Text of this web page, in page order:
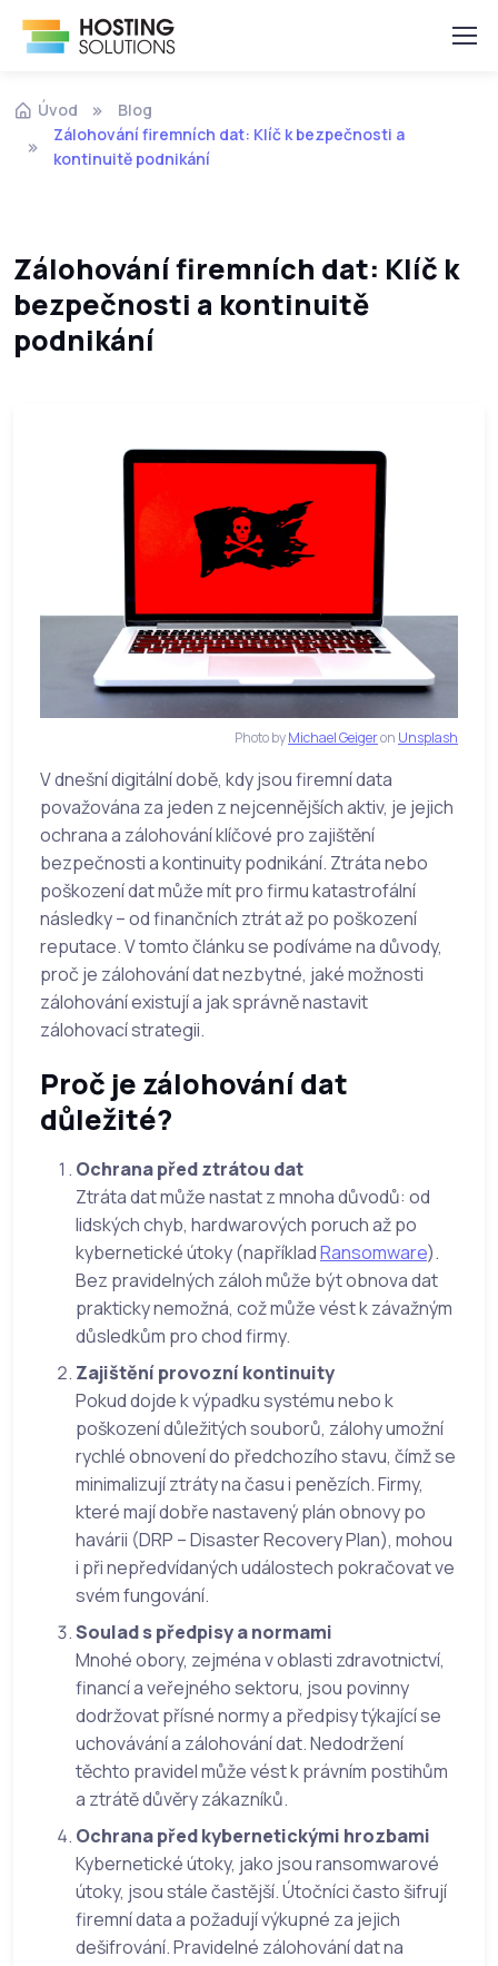
Úvod
Blog
Zálohování firemních dat: Klíč k bezpečnosti a
kontinuitě podnikání
Zálohování firemních dat: Klíč k
bezpečnosti a kontinuitě
podnikání
Photo byMichael Geigeron Unsplash
V dnešní digitální době, kdy jsou firemní data
považována za jeden z nejcennějších aktiv, je jejich
ochrana a zálohování klíčové pro zajištění
bezpečnosti a kontinuity podnikání. Ztráta nebo
poškození dat může mít pro firmu katastrofální
následky – od finančních ztrát až po poškození
reputace. V tomto článku se podíváme na důvody,
proč je zálohování dat nezbytné, jaké možnosti
zálohování existují a jak správně nastavit
zálohovací strategii.
Proč je zálohování dat
důležité?
Ochrana před ztrátou dat
Ztráta dat může nastat z mnoha důvodů: od
lidských chyb, hardwarových poruch až po
kybernetické útoky (napříkladRansomware).
Bez pravidelných záloh může být obnova dat
prakticky nemožná, což může vést k závažným
důsledkům pro chod firmy.
Zajištění provozní kontinuity
Pokud dojde k výpadku systému nebo k
poškození důležitých souborů, zálohy umožní
rychlé obnovení do předchozího stavu, čímž se
minimalizují ztráty na času i penězích. Firmy,
které mají dobře nastavený plán obnovy po
havárii (DRP – Disaster Recovery Plan), mohou
i při nepředvídaných událostech pokračovat ve
svém fungování.
Soulad s předpisy a normami
Mnohé obory, zejména v oblasti zdravotnictví,
financí a veřejného sektoru, jsou povinny
dodržovat přísné normy a předpisy týkající se
uchovávání a zálohování dat. Nedodržení
těchto pravidel může vést k právním postihům
a ztrátě důvěry zákazníků.
Ochrana před kybernetickými hrozbami
Kybernetické útoky, jako jsou ransomwarové
útoky, jsou stále častější. Útočníci často šifrují
firemní data a požadují výkupné za jejich
dešifrování. Pravidelné zálohování dat na